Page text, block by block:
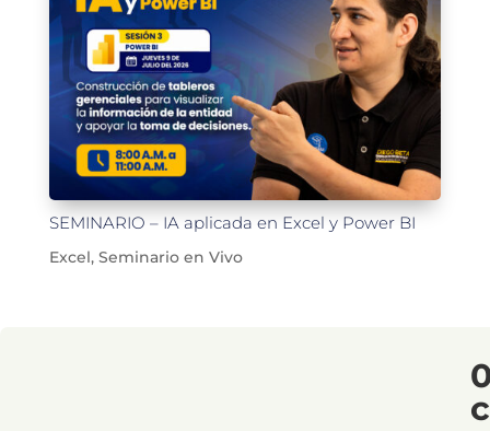
SEMINARIO – IA aplicada en Excel y Power BI
Excel, Seminario en Vivo